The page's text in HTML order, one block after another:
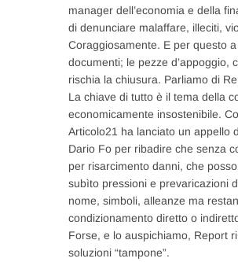
manager dell’economia e della
di denunciare malaffare, illeciti,
Coraggiosamente. E per questo
documenti; le pezze d’appoggio,
rischia la chiusura. Parliamo di
La chiave di tutto è il tema della
economicamente insostenibile.
Articolo21 ha lanciato un appello
Dario Fo per ribadire che senza
per risarcimento danni, che
subìto pressioni e prevaricazioni
nome, simboli, alleanze ma
condizionamento diretto o
Forse, e lo auspichiamo, Report
soluzioni “tampone”.